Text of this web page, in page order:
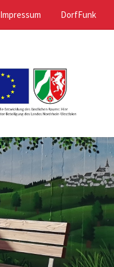
Impressum DorfFunk